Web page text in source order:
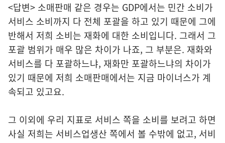
<답변> 소매판매 같은 경우는 GDP에서는 민간 소비가
서비스 소비까지 다 전체 포괄을 하고 있기 때문에 그에
반해서 저희 소비는 재화에 대한 소비입니다. 그래서 그
포괄 범위가 매우 많은 차이가 나죠, 그 부분은. 재화와
서비스를 다 포괄하느냐, 재화만 포괄하느냐의 차이가
있기 때문에 저희 소매판매에서는 지금 마이너스가 계
속되고 있고요.
그 이외에 우리 지표로 서비스 쪽을 소비를 보려고 하면
사실 저희는 서비스업생산 쪽에서 볼 수밖에 없고, 서비